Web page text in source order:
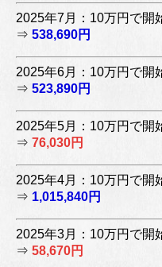
2025年7月：10万円で開
⇒ 538,690円
2025年6月：10万円で開
⇒ 523,890円
2025年5月：10万円で開
⇒ 76,030円
2025年4月：10万円で開
⇒ 1,015,840円
2025年3月：10万円で開
⇒ 58,670円